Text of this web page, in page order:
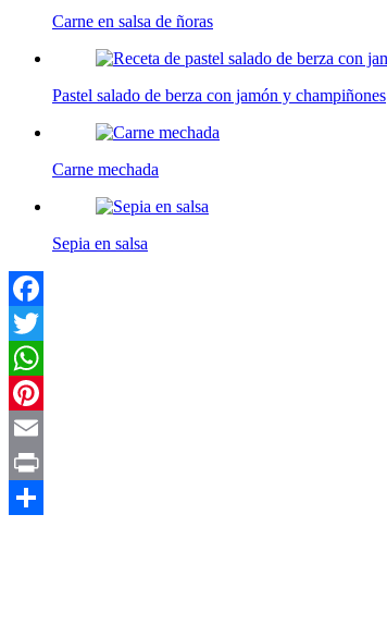
Carne en salsa de ñoras
Pastel salado de berza con jamón y champiñones
Carne mechada
Sepia en salsa
Facebook
Twitter
WhatsApp
Pinterest
Email
Print